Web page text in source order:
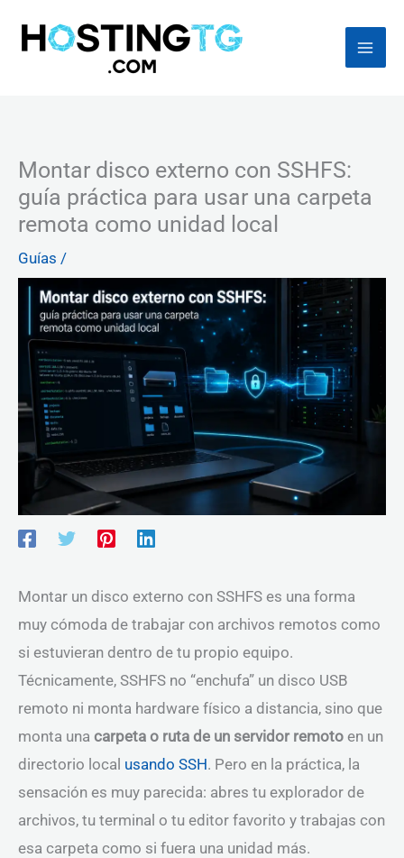
Montar disco externo con SSHFS:
guía práctica para usar una carpeta
remota como unidad local
Guías /
Montar un disco externo con SSHFS es una forma
muy cómoda de trabajar con archivos remotos como
si estuvieran dentro de tu propio equipo.
Técnicamente, SSHFS no “enchufa” un disco USB
remoto ni monta hardware físico a distancia, sino que
monta una carpeta o ruta de un servidor remoto en un
directorio local usando SSH. Pero en la práctica, la
sensación es muy parecida: abres tu explorador de
archivos, tu terminal o tu editor favorito y trabajas con
esa carpeta como si fuera una unidad más.